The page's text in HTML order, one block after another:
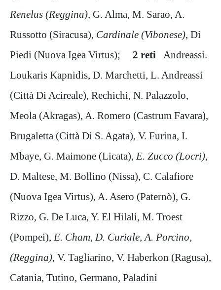
Renelus (Reggina), G. Alma, M. Sarao, A.
Russotto (Siracusa), Cardinale (Vibonese) , Di
Piedi (Nuova Igea Virtus); 2 reti Andreassi.
Loukaris Kapnidis, D. Marchetti, L. Andreassi
(Città Di Acireale), Rechichi, N. Palazzolo,
Meola (Akragas), A. Romero (Castrum Favara),
Brugaletta (Città Di S. Agata), V. Furina, I.
Mbaye, G. Maimone (Licata), E. Zucco (Locri)
D. Maltese, M. Bollino (Nissa), C. Calafiore
(Nuova Igea Virtus), A. Asero (Paternò), G.
Rizzo, G. De Luca, Y. El Hilali, M. Troest
(Pompei), E. Cham, D. Curiale, A. Porcino,
(Reggina) , V. Tagliarino, V. Haberkon (Ragusa),
Catania, Tutino, Germano, Paladini